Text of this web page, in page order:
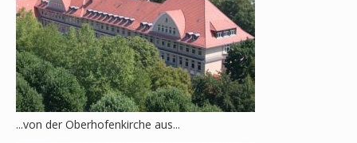
...von der Oberhofenkirche aus...